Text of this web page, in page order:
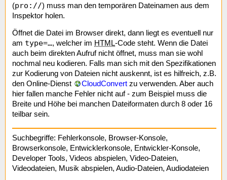
(pro://) muss man den temporären Dateinamen aus dem
Inspektor holen.
Öffnet die Datei im Browser direkt, dann liegt es eventuell nur
am type=…, welcher im HTML-Code steht. Wenn die Datei
auch beim direkten Aufruf nicht öffnet, muss man sie wohl
nochmal neu kodieren. Falls man sich mit den Spezifikationen
zur Kodierung von Dateien nicht auskennt, ist es hilfreich, z.B.
den Online-Dienst
CloudConvert zu verwenden. Aber auch
hier fallen manche Fehler nicht auf - zum Beispiel muss die
Breite und Höhe bei manchen Dateiformaten durch 8 oder 16
teilbar sein.
Suchbegriffe: Fehlerkonsole, Browser-Konsole,
Browserkonsole, Entwicklerkonsole, Entwickler-Konsole,
Developer Tools, Videos abspielen, Video-Dateien,
Videodateien, Musik abspielen, Audio-Dateien, Audiodateien